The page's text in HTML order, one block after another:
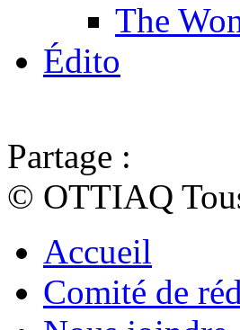
The
Édito
Partage :
© OTTIAQ
Accueil
Comité de